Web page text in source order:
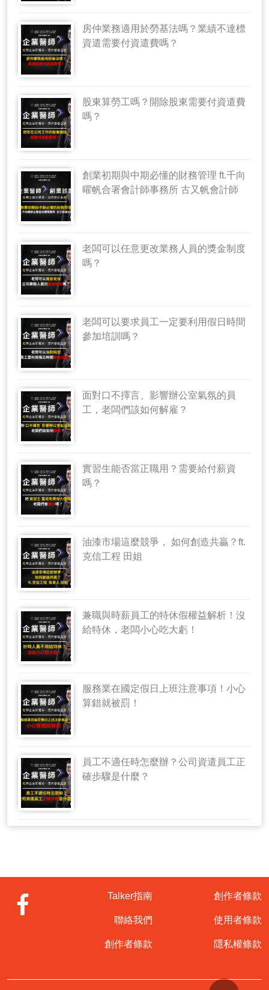
房仲業務適用於勞基法嗎？業績不達標
資遣需要付資遣費嗎？
股東算勞工嗎？開除股東需要付資遣費
嗎？
創業初期與中期必懂的財務管理 ft.千向
曜帆合署會計師事務所 古又帆會計師
老闆可以任意更改業務人員的獎金制度
嗎？
老闆可以要求員工一定要利用假日時間
參加培訓嗎？
面對口不擇言、影響辦公室氣氛的員
工，老闆們該如何解雇？
實習生能否當正職用？需要給付薪資
嗎？
油漆市場這麼競爭， 如何創造共贏？ft.
克信工程 田姐
兼職與時薪員工的特休假權益解析！沒
給特休，老闆小心吃大虧！
服務業在國定假日上班注意事項！小心
算錯就被罰！
員工不適任時怎麼辦？公司資遣員工正
確步驟是什麼？
Talker指南
聯絡我們
創作者條款
創作者條款
使用者條款
隱私權條款